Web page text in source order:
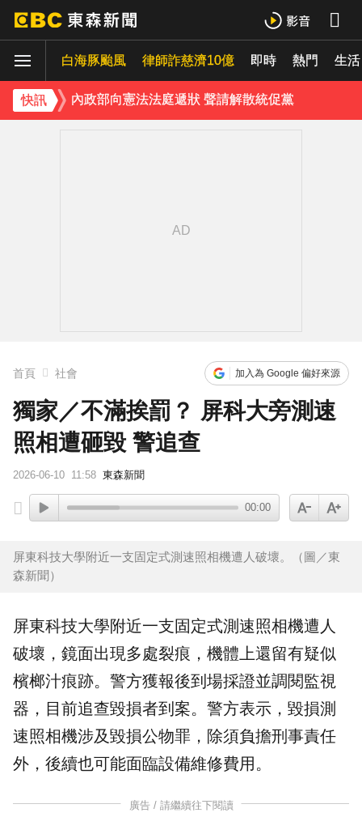
白海豚颱風 律師詐慈濟10億 即時 熱門 生活
快訊
下載東森App，隨時掌握天下大小事！
內政部向憲法法庭遞狀 聲請解散統促黨
首頁 社會 加入為 Google 偏好來源
獨家／不滿挨罰？ 屏科大旁測速
照相遭砸毀 警追查
2026-06-10 11:58 東森新聞
00:00
屏東科技大學附近一支固定式測速照相機遭人破壞。（圖／東
森新聞）
屏東科技大學附近一支固定式測速照相機遭人
破壞，鏡面出現多處裂痕，機體上還留有疑似
檳榔汁痕跡。警方獲報後到場採證並調閱監視
器，目前追查毀損者到案。警方表示，毀損測
速照相機涉及毀損公物罪，除須負擔刑事責任
外，後續也可能面臨設備維修費用。
廣告 / 請繼續往下閱讀